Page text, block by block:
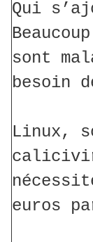
Qui
sont
besoin
Linux,
euros